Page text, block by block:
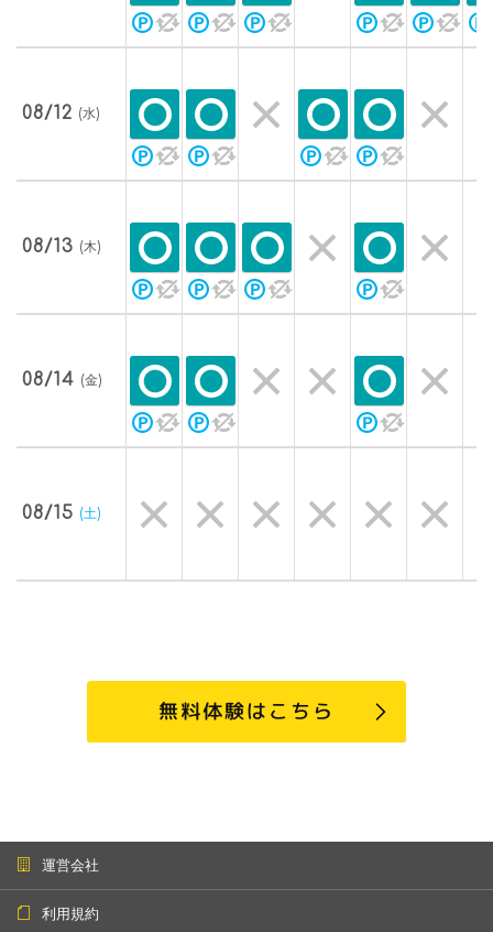
08/12 (水)
08/13 (木)
08/14 (金)
08/15 (土)
無料体験はこちら
運営会社
利用規約